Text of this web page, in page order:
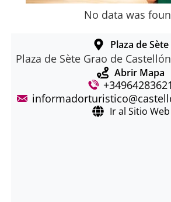
No data was
Plaza de Sète
Plaza de Sète Grao de
Abrir Mapa
+34964283621
Ir al Sitio Web